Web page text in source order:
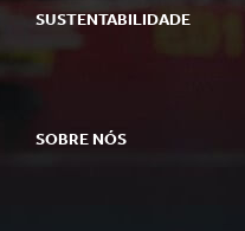
SUSTENTABILIDADE
SOBRE NÓS